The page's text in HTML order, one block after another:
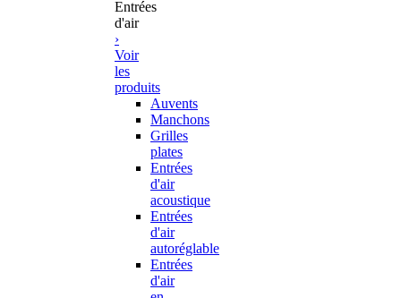
Entrées
d'air
›
Voir
les
produits
Auvents
Manchons
Grilles
plates
Entrées
d'air
acoustique
Entrées
d'air
autoréglable
Entrées
d'air